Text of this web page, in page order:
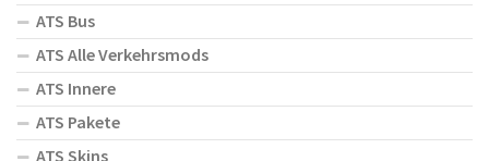
ATS Bus
ATS Alle Verkehrsmods
ATS Innere
ATS Pakete
ATS Skins